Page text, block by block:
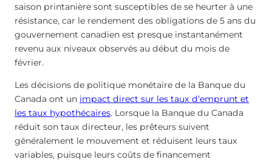
saison printanière sont susceptibles de se heurter à une
résistance, car le rendement des obligations de 5 ans du
gouvernement canadien est presque instantanément
revenu aux niveaux observés au début du mois de
février.
Les décisions de politique monétaire de la Banque du
Canada ont un impact direct sur les taux d’emprunt et
les taux hypothécaires. Lorsque la Banque du Canada
réduit son taux directeur, les prêteurs suivent
généralement le mouvement et réduisent leurs taux
variables, puisque leurs coûts de financement